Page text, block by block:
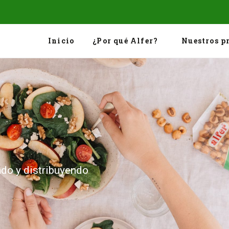
Inicio ¿Por qué Alfer? Nuestros
y distribuyendo